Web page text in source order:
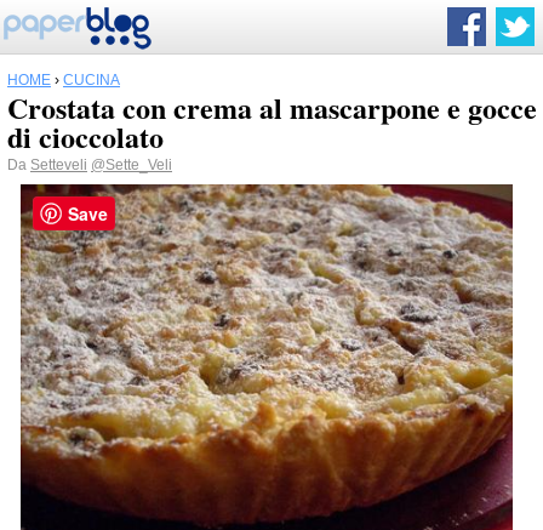
HOME › CUCINA
Crostata con crema al mascarpone e gocce
di cioccolato
Da Setteveli @Sette_Veli
Save